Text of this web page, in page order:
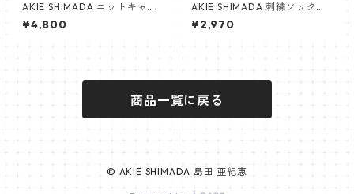
AKIE SHIMADA ニットキャッ
プ（黒）NEW!!
¥4,800
AKIE SHIMADA 刺繍ソックス
（白×黒）
¥2,970
商品一覧に戻る
© AKIE SHIMADA 島田 亜紀恵